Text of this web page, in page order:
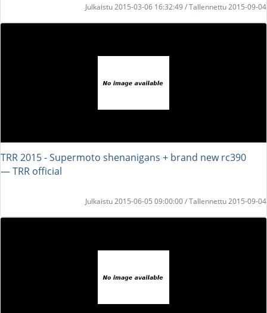
Julkaistu 2015-03-06 16:32:49 / Tallennettu 2015-09-04
TRR 2015 - Supermoto shenanigans + brand new rc390
― TRR official
Julkaistu 2015-06-05 09:00:00 / Tallennettu 2015-09-04